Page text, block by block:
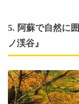
5. 阿蘇で自然に
ノ渓谷』